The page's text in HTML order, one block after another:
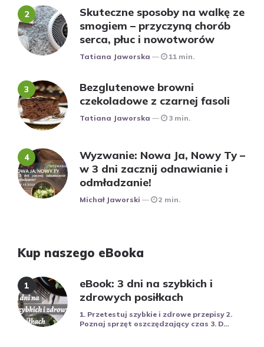
Skuteczne sposoby na walkę ze
smogiem – przyczyną chorób
serca, płuc i nowotworów
Posted
Tatiana Jaworska 11 min.
Bezglutenowe browni
czekoladowe z czarnej fasoli
Posted
Tatiana Jaworska 3 min.
Wyzwanie: Nowa Ja, Nowy Ty –
w 3 dni zacznij odnawianie i
odmładzanie!
Posted
Michał Jaworski 2 min.
Kup naszego eBooka
eBook: 3 dni na szybkich i
zdrowych posiłkach
1. Przetestuj szybkie i zdrowe przepisy 2.
Poznaj sprzęt oszczędzający czas 3. D...